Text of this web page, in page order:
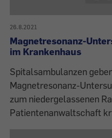
26.8.2021
Magnetresonanz-
im Krankenhaus
Spitalsambulanzen
Magnetresonanz-
zum niedergelassenen
Patientenanwaltschaft